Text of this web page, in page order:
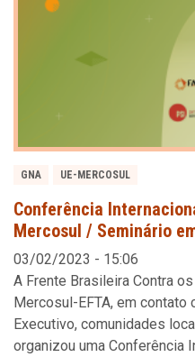
GNA UE-MERCOSUL
Conferência
Mercosul / Seminário
03/02/2023 - 15:06
A Frente Brasileira Contra
Mercosul-EFTA, em contato
Executivo, comunidades
organizou uma Conferência